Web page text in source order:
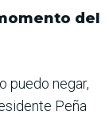
del
puedo negar,
Peña